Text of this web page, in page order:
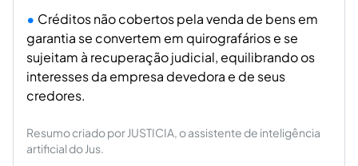
Créditos não cobertos pela venda de bens em
garantia se convertem em quirografários e se
sujeitam à recuperação judicial, equilibrando os
interesses da empresa devedora e de seus
credores.
Resumo criado por JUSTICIA, o assistente de inteligência
artificial do Jus.